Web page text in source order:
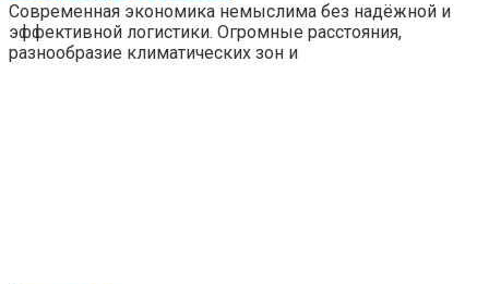
Современная экономика немыслима без надёжной и
эффективной логистики. Огромные расстояния,
разнообразие климатических зон и